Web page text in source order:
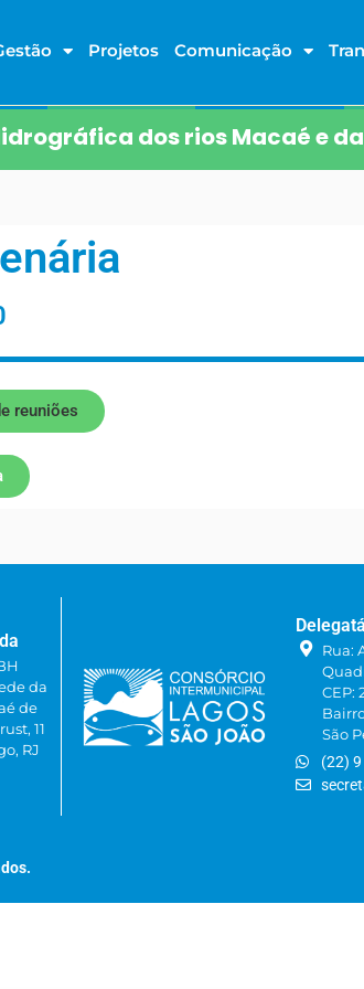
Projetos Comunicação
dos rios Macaé e
reuniões
da
de
11
RJ
Rua:
CEP:
São
(22)